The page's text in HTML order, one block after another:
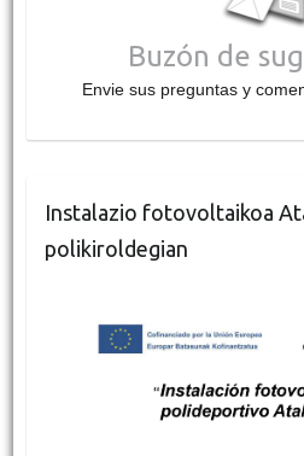
Buzón de
Envie sus preguntas y
Instalazio fotovoltaikoa
polikiroldegian